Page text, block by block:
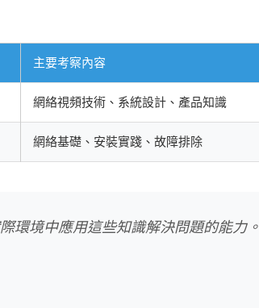
主要考察內容
網絡視頻技術、系統設計、產品知識
網絡基礎、安裝實踐、故障排除
環境中應用這些知識解決問題的能力。